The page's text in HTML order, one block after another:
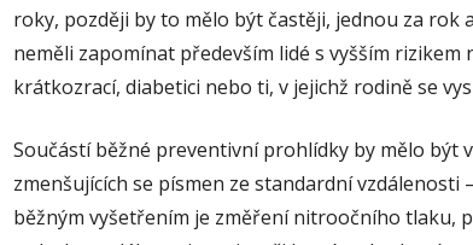
roky, později by to mělo být častěji, jednou za rok
neměli zapomínat především lidé s vyšším
krátkozrací, diabetici nebo ti, v jejichž rodině se
Součástí běžné preventivní prohlídky by mělo být
zmenšujících se písmen ze standardní vzdálenosti
běžným vyšetřením je změření nitroočního tlaku,